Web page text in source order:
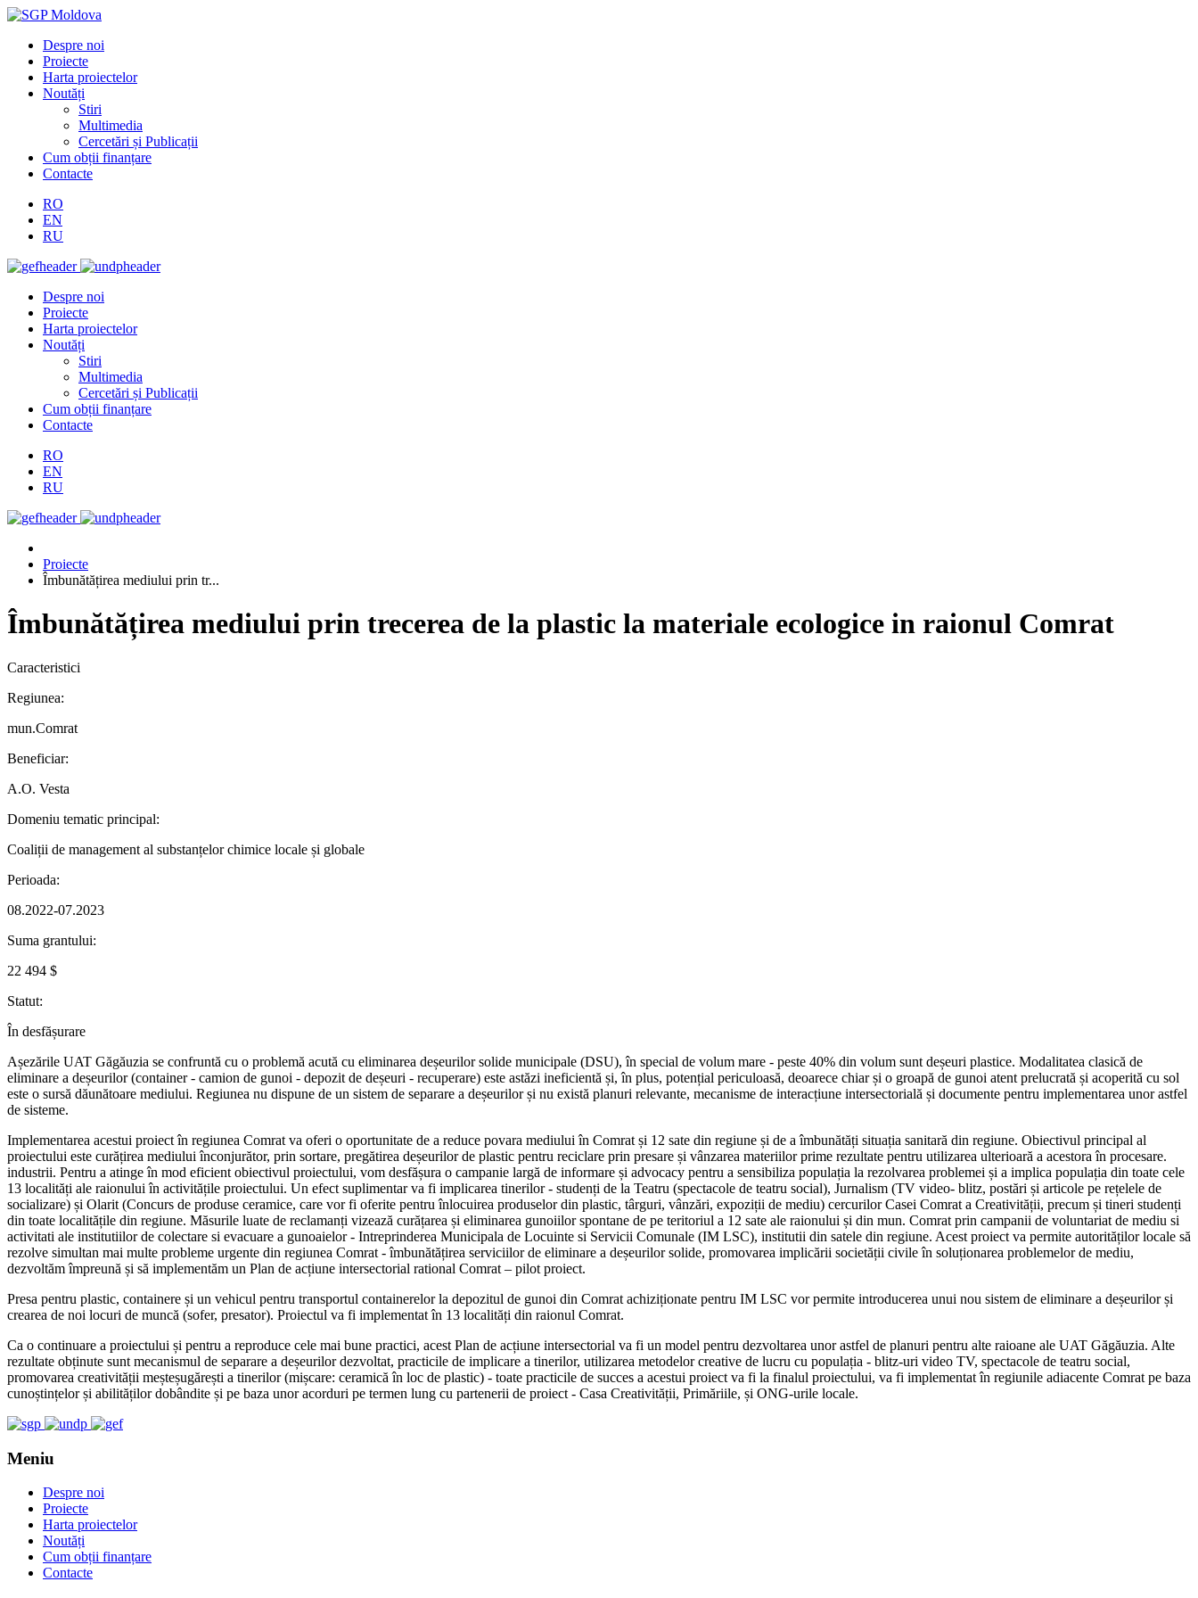
Despre noi
Proiecte
Harta proiectelor
Noutăți
Stiri
Multimedia
Cercetări și Publicații
Cum obții finanțare
Contacte
RO
EN
RU
Despre noi
Proiecte
Harta proiectelor
Noutăți
Stiri
Multimedia
Cercetări și Publicații
Cum obții finanțare
Contacte
RO
EN
RU
Proiecte
Îmbunătățirea mediului prin tr...
Îmbunătățirea mediului prin trecerea de la plastic la materiale ecologice in raionul Comrat
Caracteristici
Regiunea:
mun.Comrat
Beneficiar:
A.O. Vesta
Domeniu tematic principal:
Coaliții de management al substanțelor chimice locale și globale
Perioada:
08.2022-07.2023
Suma grantului:
22 494 $
Statut:
În desfășurare
Așezările UAT Găgăuzia se confruntă cu o problemă acută cu eliminarea deșeurilor solide municipale (DSU), în special de volum mare - peste 40% din volum sunt deșeuri plastice. Modalitatea clasică de
eliminare a deșeurilor (container - camion de gunoi - depozit de deșeuri - recuperare) este astăzi ineficientă și, în plus, potențial periculoasă, deoarece chiar și o groapă de gunoi atent prelucrată și acoperită cu sol
este o sursă dăunătoare mediului. Regiunea nu dispune de un sistem de separare a deșeurilor și nu există planuri relevante, mecanisme de interacțiune intersectorială și documente pentru implementarea unor astfel
de sisteme.
Implementarea acestui proiect în regiunea Comrat va oferi o oportunitate de a reduce povara mediului în Comrat și 12 sate din regiune și de a îmbunătăți situația sanitară din regiune. Obiectivul principal al
proiectului este curățirea mediului înconjurător, prin sortare, pregătirea deșeurilor de plastic pentru reciclare prin presare și vânzarea materiilor prime rezultate pentru utilizarea ulterioară a acestora în procesare.
industrii. Pentru a atinge în mod eficient obiectivul proiectului, vom desfășura o campanie largă de informare și advocacy pentru a sensibiliza populația la rezolvarea problemei și a implica populația din toate cele
13 localități ale raionului în activitățile proiectului. Un efect suplimentar va fi implicarea tinerilor - studenți de la Teatru (spectacole de teatru social), Jurnalism (TV video- blitz, postări și articole pe rețelele de
socializare) și Olarit (Concurs de produse ceramice, care vor fi oferite pentru înlocuirea produselor din plastic, târguri, vânzări, expoziții de mediu) cercurilor Casei Comrat a Creativității, precum și tineri studenți
din toate localitățile din regiune. Măsurile luate de reclamanți vizează curățarea și eliminarea gunoiilor spontane de pe teritoriul a 12 sate ale raionului și din mun. Comrat prin campanii de voluntariat de mediu si
activitati ale institutiilor de colectare si evacuare a gunoaielor - Intreprinderea Municipala de Locuinte si Servicii Comunale (IM LSC), institutii din satele din regiune. Acest proiect va permite autorităților locale să
rezolve simultan mai multe probleme urgente din regiunea Comrat - îmbunătățirea serviciilor de eliminare a deșeurilor solide, promovarea implicării societății civile în soluționarea problemelor de mediu,
dezvoltăm împreună și să implementăm un Plan de acțiune intersectorial rational Comrat – pilot proiect.
Presa pentru plastic, containere și un vehicul pentru transportul containerelor la depozitul de gunoi din Comrat achiziționate pentru IM LSC vor permite introducerea unui nou sistem de eliminare a deșeurilor și
crearea de noi locuri de muncă (sofer, presator). Proiectul va fi implementat în 13 localități din raionul Comrat.
Ca o continuare a proiectului și pentru a reproduce cele mai bune practici, acest Plan de acțiune intersectorial va fi un model pentru dezvoltarea unor astfel de planuri pentru alte raioane ale UAT Găgăuzia. Alte
rezultate obținute sunt mecanismul de separare a deșeurilor dezvoltat, practicile de implicare a tinerilor, utilizarea metodelor creative de lucru cu populația - blitz-uri video TV, spectacole de teatru social,
promovarea creativității meșteșugărești a tinerilor (mișcare: ceramică în loc de plastic) - toate practicile de succes a acestui proiect va fi la finalul proiectului, va fi implementat în regiunile adiacente Comrat pe baza
cunoștințelor și abilităților dobândite și pe baza unor acorduri pe termen lung cu partenerii de proiect - Casa Creativității, Primăriile, și ONG-urile locale.
Meniu
Despre noi
Proiecte
Harta proiectelor
Noutăți
Cum obții finanțare
Contacte